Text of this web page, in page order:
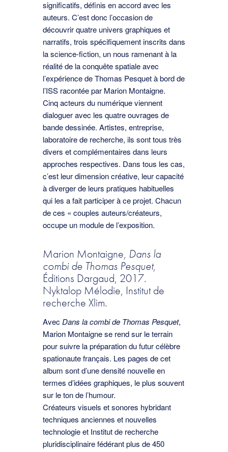
significatifs, définis en accord avec les
auteurs. C’est donc l’occasion de
découvrir quatre univers graphiques et
narratifs, trois spécifiquement inscrits dans
la science-fiction, un nous ramenant à la
réalité de la conquête spatiale avec
l’expérience de Thomas Pesquet à bord de
l’ISS racontée par Marion Montaigne.
Cinq acteurs du numérique viennent
dialoguer avec les quatre ouvrages de
bande dessinée. Artistes, entreprise,
laboratoire de recherche, ils sont tous très
divers et complémentaires dans leurs
approches respectives. Dans tous les cas,
c’est leur dimension créative, leur capacité
à diverger de leurs pratiques habituelles
qui les a fait participer à ce projet. Chacun
de ces « couples auteurs/créateurs,
occupe un module de l’exposition.
Marion Montaigne, Dans la
combi de Thomas Pesquet,
Éditions Dargaud, 2017.
Nyktalop Mélodie, Institut de
recherche Xlim.
Avec Dans la combi de Thomas Pesquet,
Marion Montaigne se rend sur le terrain
pour suivre la préparation du futur célèbre
spationaute français. Les pages de cet
album sont d’une densité nouvelle en
termes d’idées graphiques, le plus souvent
sur le ton de l’humour.
Créateurs visuels et sonores hybridant
techniques anciennes et nouvelles
technologie et Institut de recherche
pluridisciplinaire fédérant plus de 450